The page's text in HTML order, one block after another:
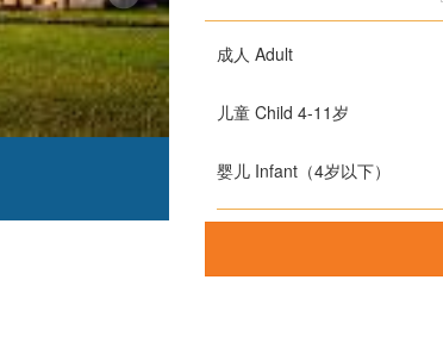
成人 Adult
儿童 Child 4-11岁
婴儿 Infant（4岁以下）